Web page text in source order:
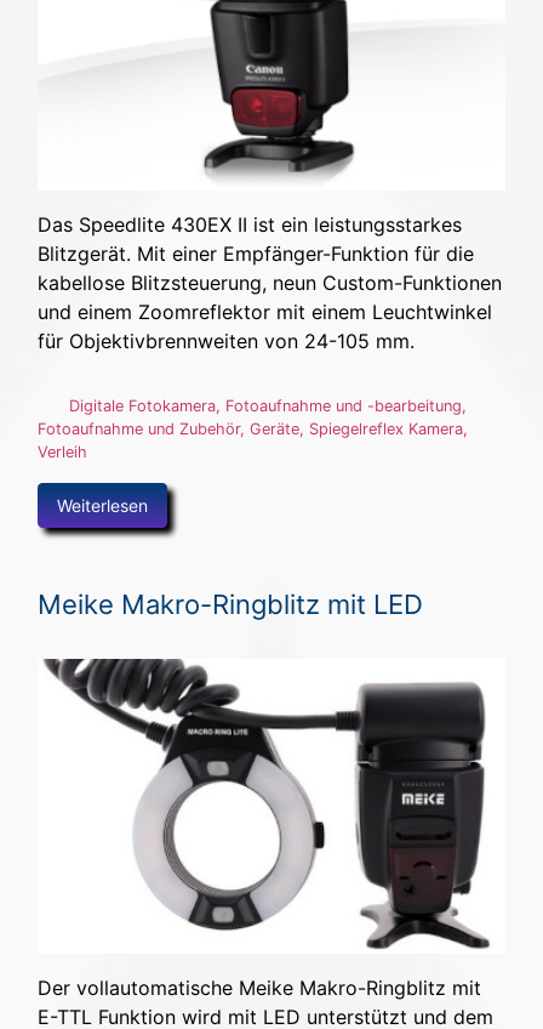
Das Speedlite 430EX II ist ein leistungsstarkes
Blitzgerät. Mit einer Empfänger-Funktion für die
kabellose Blitzsteuerung, neun Custom-Funktionen
und einem Zoomreflektor mit einem Leuchtwinkel
für Objektivbrennweiten von 24-105 mm.
Digitale Fotokamera, Fotoaufnahme und -bearbeitung,
Fotoaufnahme und Zubehör, Geräte, Spiegelreflex Kamera,
Verleih
Weiterlesen
Meike Makro-Ringblitz mit LED
Der vollautomatische Meike Makro-Ringblitz mit
E-TTL Funktion wird mit LED unterstützt und dem